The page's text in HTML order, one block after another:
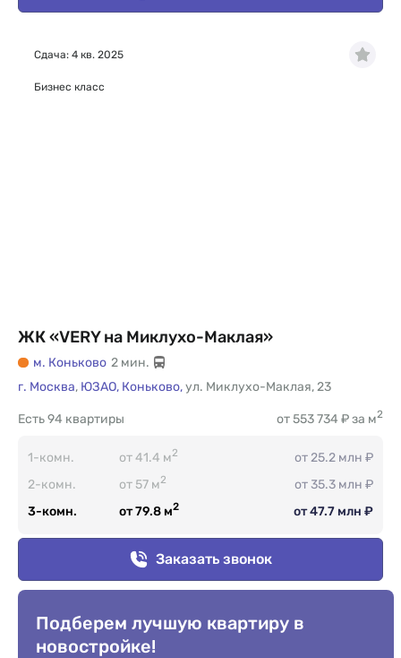
ЖК «VERY на Миклухо-Маклая»
м. Коньково 2 мин.
г. Москва, ЮЗАО, Коньково,ул. Миклухо-Маклая,23
94 квартиры
Есть от 553 734 ₽ за м2
1-комн. от 41.4 м2
от 25.2 млн ₽
2-комн.
от 57 м2
от 35.3 млн ₽
3-комн.
от 79.8 м2 от 47.7 млн ₽
Заказать звонок
Сдача: 4 кв. 2025
Бизнес класс
Подберем лучшую квартиру в
новостройке!